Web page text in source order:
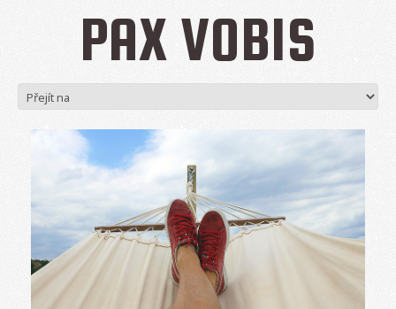
PAX VOBIS